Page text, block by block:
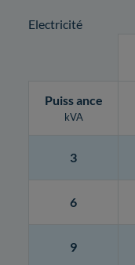
Electricité
Puissance
kVA
3
6
9